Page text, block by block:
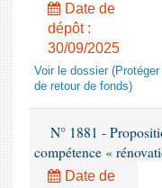
Date de
dépôt :
30/09/2025
Voir le dossier
de retour de fonds)
N° 1881 -
compétence «
Date de